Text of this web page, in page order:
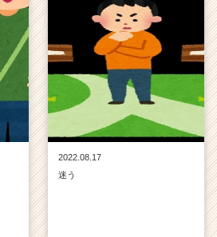
2022.08.17
迷う